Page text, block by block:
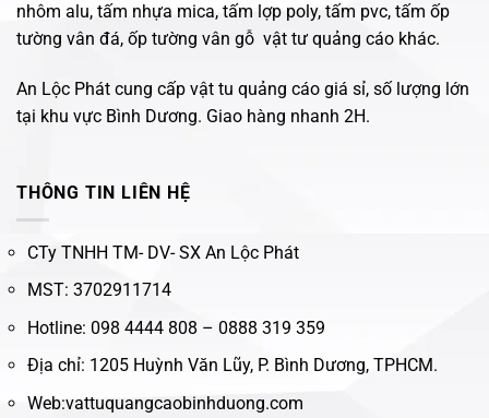
nhôm alu, tấm nhựa mica, tấm lợp poly, tấm pvc, tấm ốp
tường vân đá, ốp tường vân gỗ vật tư quảng cáo khác.
An Lộc Phát cung cấp vật tu quảng cáo giá sỉ, số lượng lớn
tại khu vực Bình Dương. Giao hàng nhanh 2H.
THÔNG TIN LIÊN HỆ
CTy TNHH TM- DV- SX An Lộc Phát
MST: 3702911714
Hotline: 098 4444 808 – 0888 319 359
Địa chỉ: 1205 Huỳnh Văn Lũy, P. Bình Dương, TPHCM.
Web:vattuquangcaobinhduong.com